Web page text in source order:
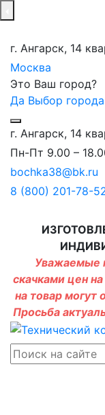
г. Ангарск, 14
Москва
Это Ваш город?
Да Выбор города
г. Ангарск, 14
Пн-Пт 9.00 –
bochka38@bk.ru
8 (800) 201-78-
Уважаемые
скачками цен
на товар могут
Просьба